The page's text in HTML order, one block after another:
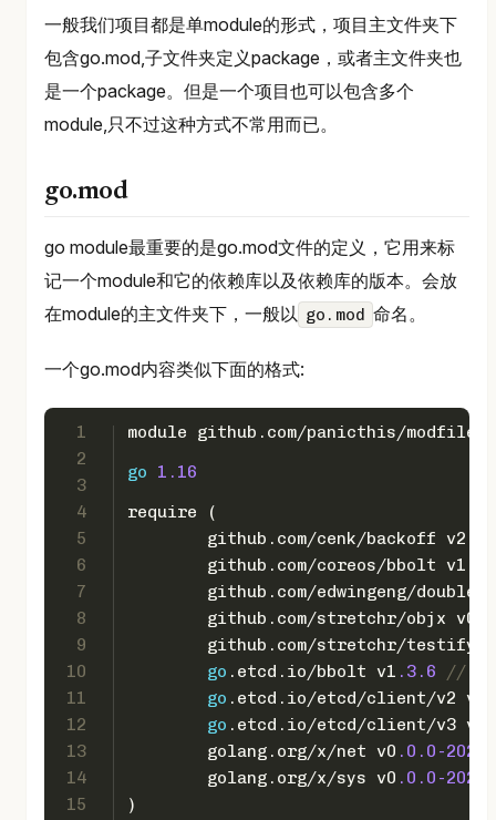
一般我们项目都是单module的形式，项目主文件夹下
包含go.mod,子文件夹定义package，或者主文件夹也
是一个package。但是一个项目也可以包含多个
module,只不过这种方式不常用而已。
go.mod
go module最重要的是go.mod文件的定义，它用来标
记一个module和它的依赖库以及依赖库的版本。会放
在module的主文件夹下，一般以 go.mod 命名。
一个go.mod内容类似下面的格式:
1
2
3
4
5
6
7
8
9
10
11
12
13
14
15
module github.com/panicthis/modfile
go
1.16
require (
	github.com/cenk/backoff v2
	github.com/coreos/bbolt v1
github.com/edwingeng/
	github.com/stretchr/objx v0
github.com/stretchr/testify
go .etcd.io/bbolt v1 .3 .6
//
go .etcd.io/etcd/client/v2 v2
go .etcd.io/etcd/client/v3 v3
	golang.org/x/net v0
.0 .0 -
	golang.org/x/sys v0
.0 .0 -
)